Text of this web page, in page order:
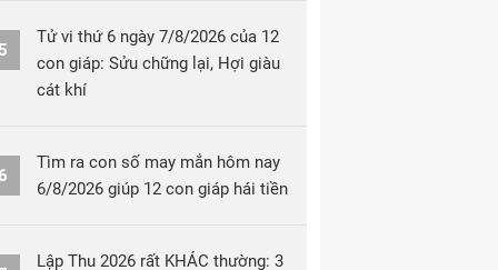
Tử vi thứ 6 ngày 7/8/2026 của 12
con giáp: Sửu chững lại, Hợi giàu
cát khí
Tìm ra con số may mắn hôm nay
6/8/2026 giúp 12 con giáp hái tiền
Lập Thu 2026 rất KHÁC thường: 3